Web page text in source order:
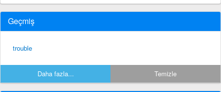
Geçmiş
trouble
Daha fazla... Temizle